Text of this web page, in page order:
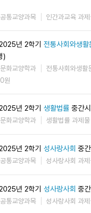
공통교양과목 인간과교육 과
년 2학기 전통사회와생활
)
문화교양학과 전통사회와생
0원
년 2학기 생활법률 중간
문화교양학과 생활법률 과제
년 2학기 성사랑사회 중
공통교양과목 성사랑사회 과
년 2학기 성사랑사회 중
공통교양과목 성사랑사회 과